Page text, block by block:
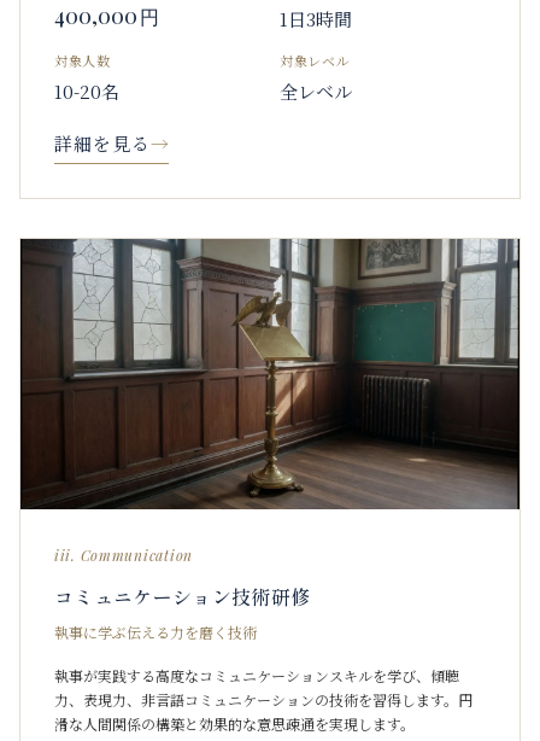
400,000円 1日3時間
対象人数
10-20名
対象レベル
全レベル
詳細を見る→
iii. Communication
コミュニケーション技術研修
執事に学ぶ伝える力を磨く技術
執事が実践する高度なコミュニケーションスキルを学び、傾聴
力、表現力、非言語コミュニケーションの技術を習得します。円
滑な人間関係の構築と効果的な意思疎通を実現します。